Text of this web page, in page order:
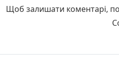
Щоб залишати коментарі,